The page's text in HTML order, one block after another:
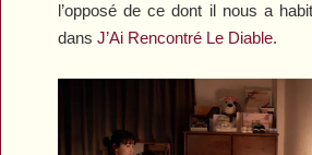
l’opposé de ce dont il nous a
dansJ’Ai Rencontré Le Diable.